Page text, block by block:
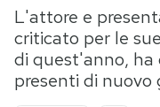
Tecnologia
Internet
Scienza
Cultura
L'attore e
criticato per le
di quest'anno,
presenti di nuovo